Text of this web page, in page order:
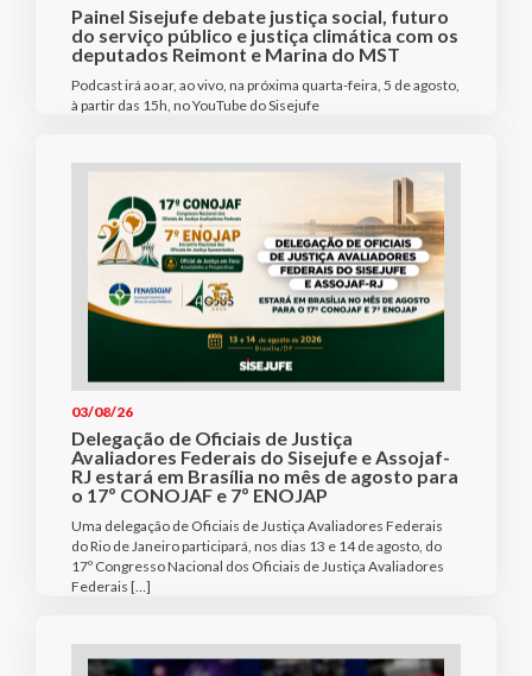
Painel Sisejufe debate justiça social, futuro
do serviço público e justiça climática com os
deputados Reimont e Marina do MST
Podcast irá ao ar, ao vivo, na próxima quarta-feira, 5 de agosto,
à partir das 15h, no YouTube do Sisejufe
03/08/26
Delegação de Oficiais de Justiça
Avaliadores Federais do Sisejufe e Assojaf-
RJ estará em Brasília no mês de agosto para
o 17º CONOJAF e 7º ENOJAP
Uma delegação de Oficiais de Justiça Avaliadores Federais
do Rio de Janeiro participará, nos dias 13 e 14 de agosto, do
17º Congresso Nacional dos Oficiais de Justiça Avaliadores
Federais […]